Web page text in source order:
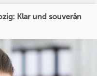
Klar und souverän